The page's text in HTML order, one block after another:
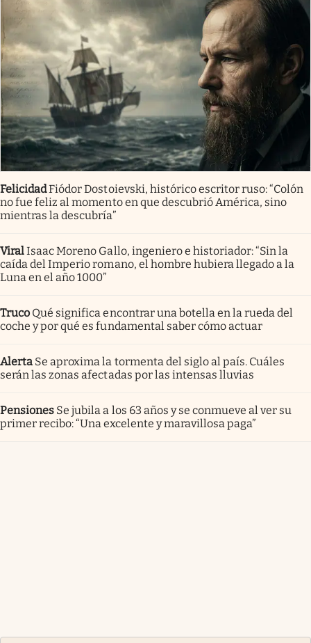
FelicidadFiódor Dostoievski, histórico escritor ruso: “Colón
no fue feliz al momento en que descubrió América, sino
mientras la descubría”
ViralIsaac Moreno Gallo, ingeniero e historiador: “Sin la
caída del Imperio romano, el hombre hubiera llegado a la
Luna en el año 1000”
Truco Qué significa encontrar una botella en la rueda del
coche y por qué es fundamental saber cómo actuar
Alerta Se aproxima la tormenta del siglo al país. Cuáles
serán las zonas afectadas por las intensas lluvias
Pensiones Se jubila a los 63 años y se conmueve al ver su
primer recibo: “Una excelente y maravillosa paga”